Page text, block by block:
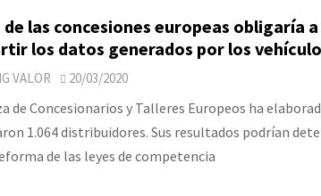
de las concesiones europeas obligaría
los datos generados por los
VALOR 20/03/2020
de Concesionarios y Talleres Europeos ha
1.064 distribuidores. Sus resultados podrían
de las leyes de competencia